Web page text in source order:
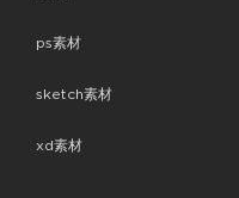
ps素材
sketch素材
xd素材